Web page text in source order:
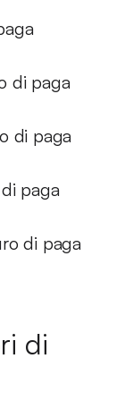
di paga
di paga
paga
di paga
di